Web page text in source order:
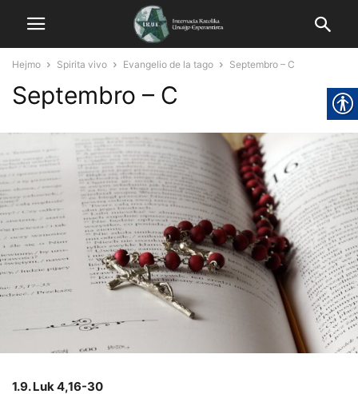
Hejmo Spirita vivo Evangelio de la tago Septembro – C
Septembro – C
1.9. Luk 4,16-30